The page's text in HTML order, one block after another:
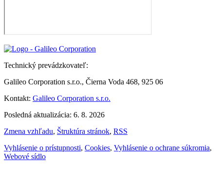
Technický prevádzkovateľ:
Galileo Corporation s.r.o., Čierna Voda 468, 925 06
Kontakt: Galileo Corporation s.r.o.
Posledná aktualizácia: 6. 8. 2026
Zmena vzhľadu, Štruktúra stránok, RSS
Vyhlásenie o prístupnosti, Cookies, Vyhlásenie o ochrane súkromia,
Webové sídlo